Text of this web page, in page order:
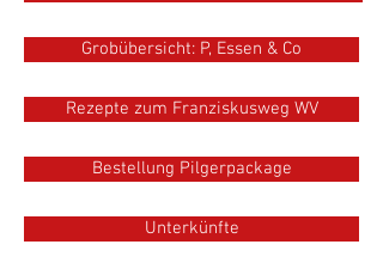
Grobübersicht: P, Essen & Co
Rezepte zum Franziskusweg WV
Bestellung Pilgerpackage
Unterkünfte